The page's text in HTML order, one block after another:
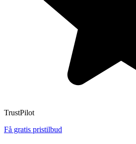
TrustPilot
Få gratis pristilbud